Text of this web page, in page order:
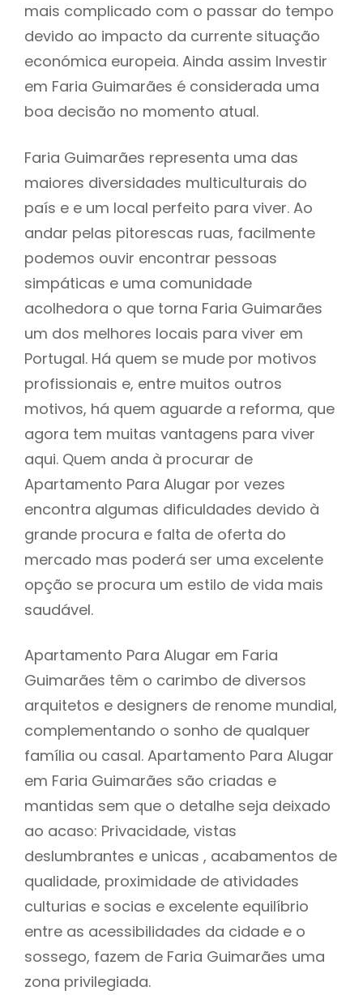
mais complicado com o passar do tempo
devido ao impacto da currente situação
económica europeia. Ainda assim Investir
em Faria Guimarães é considerada uma
boa decisão no momento atual.
Faria Guimarães representa uma das
maiores diversidades multiculturais do
país e e um local perfeito para viver. Ao
andar pelas pitorescas ruas, facilmente
podemos ouvir encontrar pessoas
simpáticas e uma comunidade
acolhedora o que torna Faria Guimarães
um dos melhores locais para viver em
Portugal. Há quem se mude por motivos
profissionais e, entre muitos outros
motivos, há quem aguarde a reforma, que
agora tem muitas vantagens para viver
aqui. Quem anda à procurar de
Apartamento Para Alugar por vezes
encontra algumas dificuldades devido à
grande procura e falta de oferta do
mercado mas poderá ser uma excelente
opção se procura um estilo de vida mais
saudável.
Apartamento Para Alugar em Faria
Guimarães têm o carimbo de diversos
arquitetos e designers de renome mundial,
complementando o sonho de qualquer
família ou casal. Apartamento Para Alugar
em Faria Guimarães são criadas e
mantidas sem que o detalhe seja deixado
ao acaso: Privacidade, vistas
deslumbrantes e unicas , acabamentos de
qualidade, proximidade de atividades
culturias e socias e excelente equilíbrio
entre as acessibilidades da cidade e o
sossego, fazem de Faria Guimarães uma
zona privilegiada.